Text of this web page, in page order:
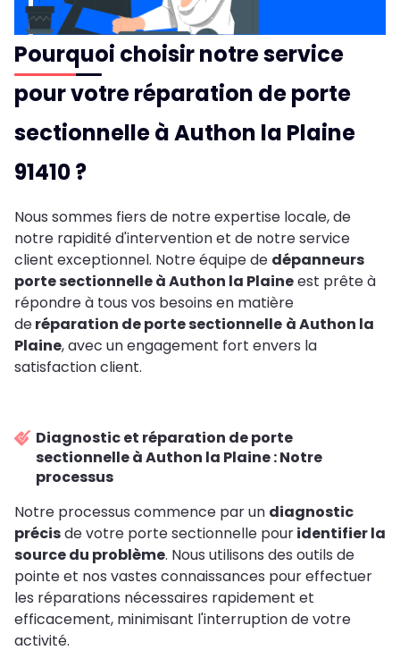
Pourquoi choisir notre service
pour votre réparation de porte
sectionnelle à Authon la Plaine
91410 ?
Nous sommes fiers de notre expertise locale, de
notre rapidité d'intervention et de notre service
client exceptionnel. Notre équipe de dépanneurs
porte sectionnelle à Authon la Plaineest prête à
répondre à tous vos besoins en matière
deréparation de porte sectionnelle à Authon la
Plaine, avec un engagement fort envers la
satisfaction client.
Diagnostic et réparation de porte
sectionnelle à Authon la Plaine : Notre
processus
Notre processus commence par un diagnostic
précisde votre porte sectionnelle pouridentifier la
source du problème. Nous utilisons des outils de
pointe et nos vastes connaissances pour effectuer
les réparations nécessaires rapidement et
efficacement, minimisant l'interruption de votre
activité.